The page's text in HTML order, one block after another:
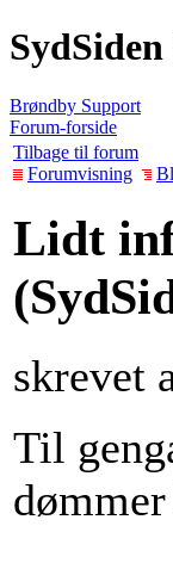
Brøndby Support
Forum-forside
Tilbage til forum
Forumvisning
Lidt
skrevet
Til